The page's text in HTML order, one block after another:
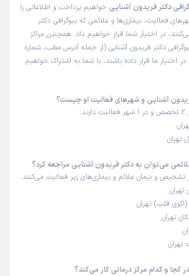
باوجدان و بااخلاق هستند شرایط بیمار درک
اطلاع دادیم از شهر دیگه میایم سریع پیگیری
کوتاه کردند تا در مسیر رفت و آمد اذیت
باوجدان و باشعوری مثل دکتر آشنایی که
به انجام میرسونن🙏🌹
و مردمی، خداوند به همه کسانی که به
خدمت میکنند خیر بده
دکتر فریدون آشنایی خواهیم پرداخت و اطلاعاتی را
فعالیت، بیماری‌ها و علائمی که بیوگرافی دکتر
در اختیار شما قرار خواهیم داد. همچنین مراکز
دکتر فریدون آشنایی (از جمله آدرس مطب، شماره
اختیار ما قرار داده باشند، با شما به اشتراک خواهیم
آشنایی و شهرهای فعالیت او چیست؟
تهران
می‌توان به دکتر فریدون آشنایی مراجعه کرد؟
تشخیص و درمان علائم و بیماری‌های زیر فعالیت می‌کنند:
(اکوی قلب) تهران
تهران
تهران
کجا و کدام مرکز درمانی کار می‌کند؟